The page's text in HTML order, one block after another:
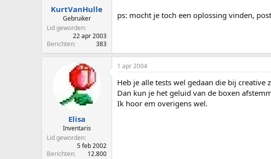
KurtVanHulle
Gebruiker
Lid geworden
22 apr 2003
Berichten
383
ps: mocht je toch een oplossing vinden,
Elisa
Inventaris
Lid geworden
5 feb 2002
Berichten
12.800
1 apr 2004
Heb je alle tests wel gedaan die bij creative
Dan kun je het geluid van de boxen
Ik hoor em overigens wel.